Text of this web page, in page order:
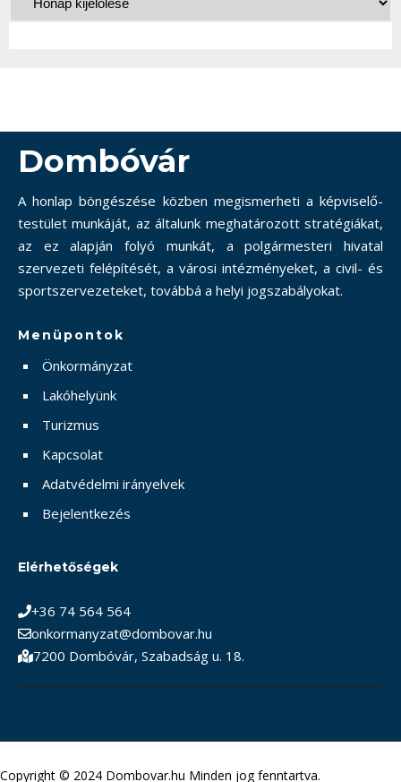
Dombóvár
A honlap böngészése közben megismerheti a képviselő-
testület munkáját, az általunk meghatározott stratégiákat,
az ez alapján folyó munkát, a polgármesteri hivatal
szervezeti felépítését, a városi intézményeket, a civil- és
sportszervezeteket, továbbá a helyi jogszabályokat.
Menüpontok
Önkormányzat
Lakóhelyünk
Turizmus
Kapcsolat
Adatvédelmi irányelvek
Bejelentkezés
Elérhetőségek
+36 74 564 564
onkormanyzat@dombovar.hu
7200 Dombóvár, Szabadság u. 18.
Copyright © 2024 Dombovar.hu Minden jog fenntartva.